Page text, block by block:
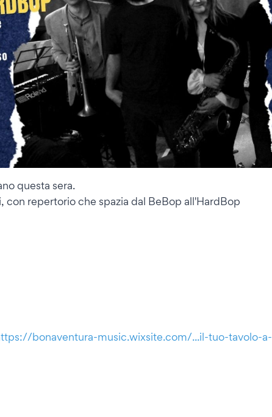
questa sera.
repertorio che spazia dal BeBop all'HardBop
bonaventura-music.wixsite.com/...il-tuo-tavolo-a-